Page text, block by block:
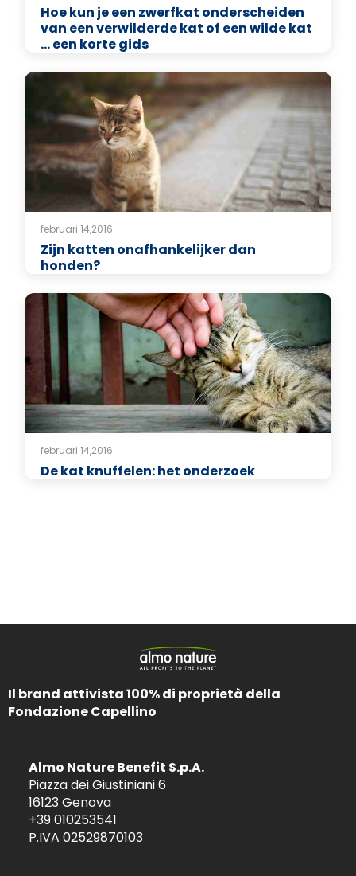
Hoe kun je een zwerfkat onderscheiden
van een verwilderde kat of een wilde kat
... een korte gids
februari 14,2016
Zijn katten onafhankelijker dan
honden?
februari 14,2016
De kat knuffelen: het onderzoek
Il brand attivista 100% di proprietà della
Fondazione Capellino
Almo Nature Benefit S.p.A.
Piazza dei Giustiniani 6
16123 Genova
+39 010253541
P.IVA 02529870103